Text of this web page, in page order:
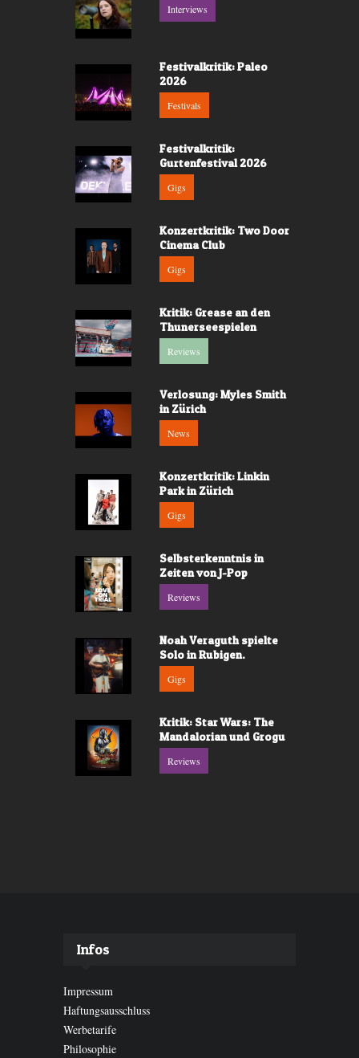
Interviews
Festivalkritik: Paleo
2026
Festivals
Festivalkritik:
Gurtenfestival 2026
Gigs
Konzertkritik: Two Door
Cinema Club
Gigs
Kritik: Grease an den
Thunerseespielen
Reviews
Verlosung: Myles Smith
in Zürich
News
Konzertkritik: Linkin
Park in Zürich
Gigs
Selbsterkenntnis in
Zeiten von J-Pop
Reviews
Noah Veraguth spielte
Solo in Rubigen.
Gigs
Kritik: Star Wars: The
Mandalorian und Grogu
Reviews
Infos
Impressum
Haftungsausschluss
Werbetarife
Philosophie